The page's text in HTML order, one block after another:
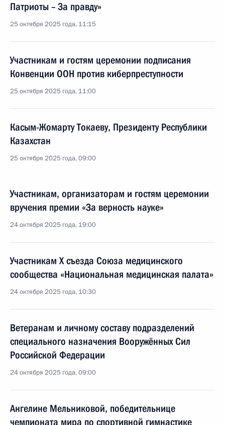
Патриоты – За правду»
25 октября 2025 года, 11:15
Участникам и гостям церемонии подписания
Конвенции ООН против киберпреступности
25 октября 2025 года, 11:00
Касым-Жомарту Токаеву, Президенту Республики
Казахстан
25 октября 2025 года, 09:00
Участникам, организаторам и гостям церемонии
вручения премии «За верность науке»
24 октября 2025 года, 19:00
Участникам X съезда Союза медицинского
сообщества «Национальная медицинская палата»
24 октября 2025 года, 10:30
Ветеранам и личному составу подразделений
специального назначения Вооружённых Сил
Российской Федерации
24 октября 2025 года, 09:00
Ангелине Мельниковой, победительнице
чемпионата мира по спортивной гимнастике